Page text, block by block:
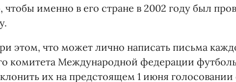
чтобы именно в его стране в 2002 году был
этом, что может лично написать письма
комитета Международной федерации
их на предстоящем 1 июня голосовании